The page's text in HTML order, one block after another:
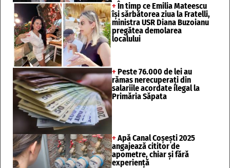
+ În timp ce Emilia Mateescu
își sărbătorea ziua la Fratelli,
ministra USR Diana Buzoianu
pregătea demolarea
localului
+ Peste 76.000 de lei au
rămas nerecuperați din
salariile acordate ilegal la
Primăria Săpata
+ Apă Canal Coșești 2025
angajează cititor de
apometre, chiar și fără
experiență